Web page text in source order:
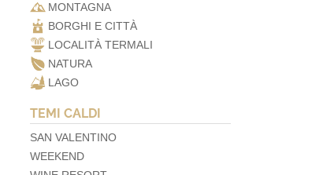
MONTAGNA
BORGHI E CITTÀ
LOCALITÀ TERMALI
NATURA
LAGO
TEMI CALDI
SAN VALENTINO
WEEKEND